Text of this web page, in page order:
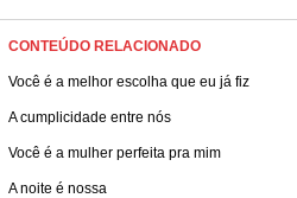
CONTEÚDO RELACIONADO
Você é a melhor escolha que eu já fiz
A cumplicidade entre nós
Você é a mulher perfeita pra mim
A noite é nossa